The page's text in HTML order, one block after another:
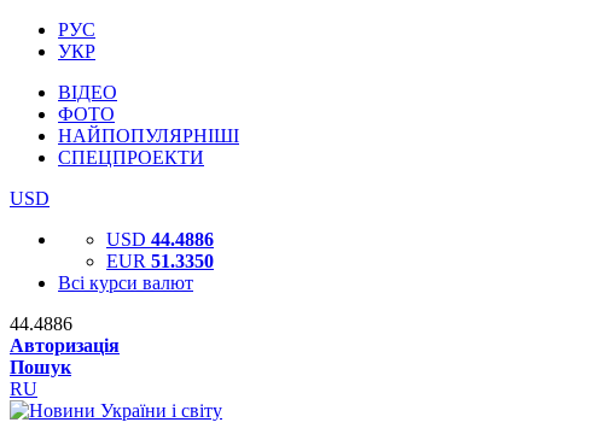
РУС
УКР
ВІДЕО
ФОТО
НАЙПОПУЛЯРНІШІ
СПЕЦПРОЕКТИ
USD
USD 44.4886
EUR 51.3350
Всі курси валют
44.4886
Авторизація
Пошук
RU